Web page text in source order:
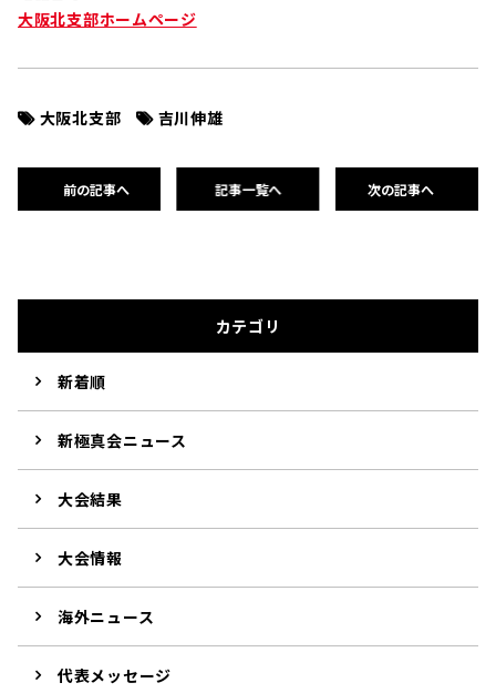
大阪北支部ホームページ
大阪北支部 吉川伸雄
前の記事へ 記事一覧へ 次の記事へ
カテゴリ
新着順
新極真会ニュース
大会結果
大会情報
海外ニュース
代表メッセージ